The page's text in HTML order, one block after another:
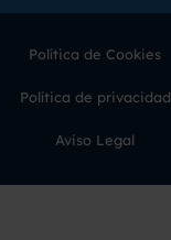
Política de Cookies
Política de privacidad
Aviso Legal